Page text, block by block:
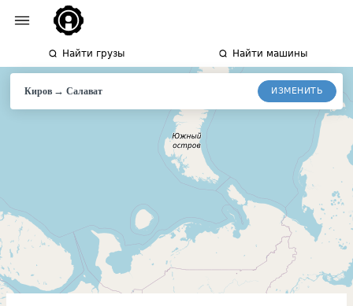
Найти грузы Найти машины
Киров→Салават ИЗМЕНИТЬ